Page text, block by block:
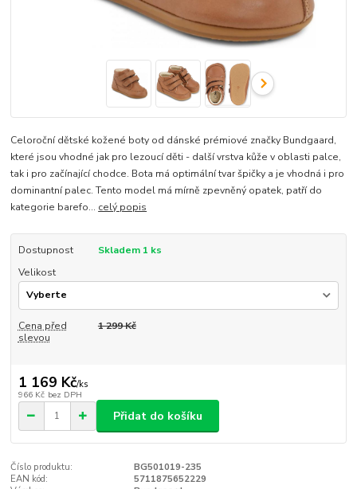
Celoroční dětské kožené boty od dánské prémiové značky Bundgaard,
které jsou vhodné jak pro lezoucí děti - další vrstva kůže v oblasti palce,
tak i pro začínající chodce. Bota má optimální tvar špičky a je vhodná i pro
dominantní palec. Tento model má mírně zpevněný opatek, patří do
kategorie barefo... celý popis
Dostupnost
Skladem 1 ks
Velikost
Cena před
slevou
1 299 Kč
1 169 Kč/ks
966 Kč bez DPH
Přidat do košíku
Číslo produktu:
BG501019-235
EAN kód:
5711875652229